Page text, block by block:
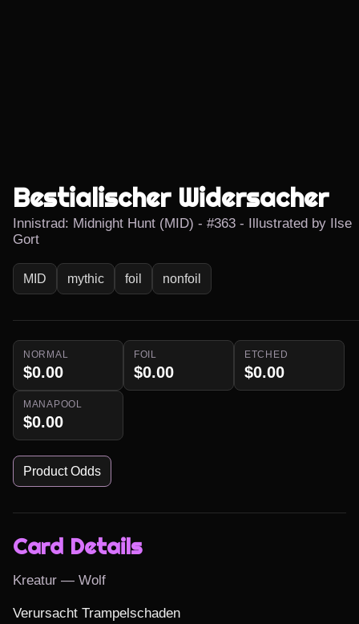
Bestialischer Widersacher
Innistrad: Midnight Hunt (MID) - #363 - Illustrated by Ilse
Gort
MID mythic foil nonfoil
NORMAL
$0.00
FOIL
$0.00
ETCHED
$0.00
MANAPOOL
$0.00
Product Odds
Card Details
Kreatur — Wolf
Verursacht Trampelschaden